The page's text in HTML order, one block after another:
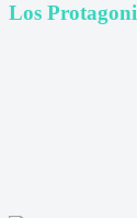
Los